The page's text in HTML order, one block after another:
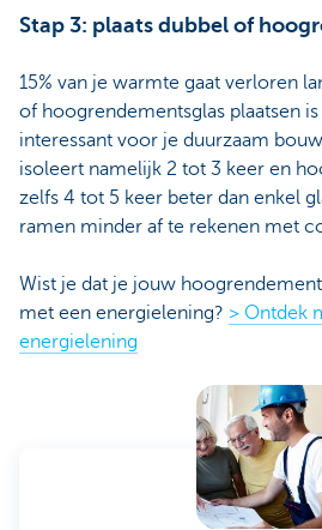
Stap 3: plaats dubbel of
15% van je warmte gaat verloren
of hoogrendementsglas plaatsen
interessant voor je duurzaam
isoleert namelijk 2 tot 3 keer en
zelfs 4 tot 5 keer beter dan enkel
ramen minder af te rekenen met
Wist je dat je jouw
met een energielening? > Ontdek
energielening